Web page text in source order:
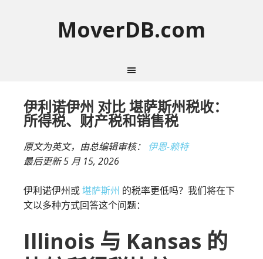
MoverDB.com
伊利诺伊州 对比 堪萨斯州税收：
所得税、财产税和销售税
原文为英文，由总编辑审核： 伊恩-赖特
最后更新5 月 15, 2026
伊利诺伊州或堪萨斯州 的税率更低吗？我们将在下
文以多种方式回答这个问题：
Illinois 与 Kansas 的